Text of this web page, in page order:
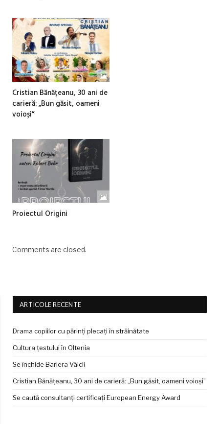
Cristian Bănățeanu, 30 ani de
carieră: „Bun găsit, oameni
voioși”
Proiectul Origini
Comments are closed.
ARTICOLE RECENTE
Drama copiilor cu părinți plecați în străinătate
Cultura țestului în Oltenia
Se închide Bariera Vâlcii
Cristian Bănățeanu, 30 ani de carieră: „Bun găsit, oameni voioși”
Se caută consultanți certificați European Energy Award